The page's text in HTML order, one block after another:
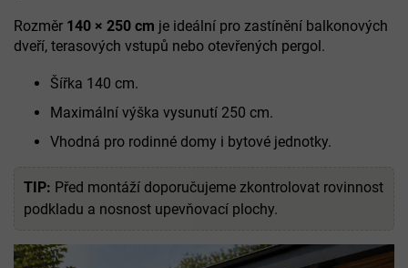
Rozměr 140 × 250 cm je ideální pro zastínění balkonových
dveří, terasových vstupů nebo otevřených pergol.
Šířka 140 cm.
Maximální výška vysunutí 250 cm.
Vhodná pro rodinné domy i bytové jednotky.
TIP: Před montáží doporučujeme zkontrolovat rovinnost
podkladu a nosnost upevňovací plochy.